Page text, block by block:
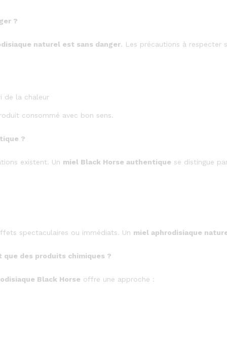
?
naturel est sans danger. Les précautions à respecter
de la chaleur
consommé avec bon sens.
?
existent. Un miel Black Horse authentique se distingue
spectaculaires ou immédiats. Un miel aphrodisiaque
des produits chimiques ?
Black Horse offre une approche :